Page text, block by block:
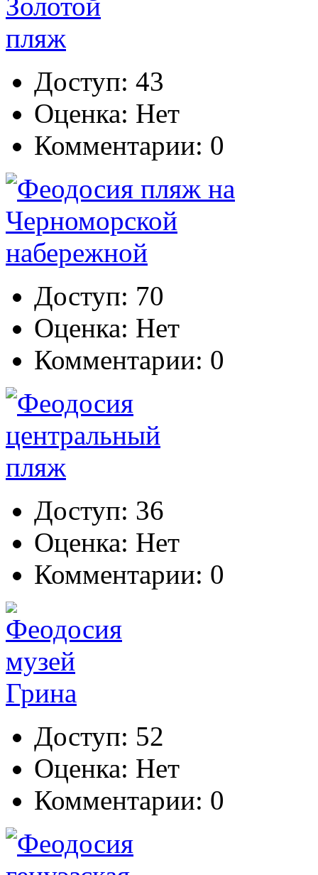
Доступ: 43
Оценка: Нет
Комментарии: 0
Доступ: 70
Оценка: Нет
Комментарии: 0
Доступ: 36
Оценка: Нет
Комментарии: 0
Доступ: 52
Оценка: Нет
Комментарии: 0